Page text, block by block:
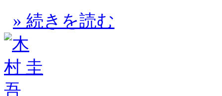
» 続きを読む